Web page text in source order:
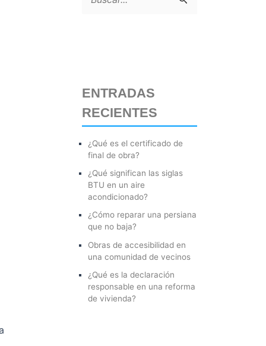
r
p
ENTRADAS
RECIENTES
¿Qué es el certificado de
final de obra?
¿Qué significan las siglas
BTU en un aire
acondicionado?
¿Cómo reparar una persiana
que no baja?
Obras de accesibilidad en
una comunidad de vecinos
¿Qué es la declaración
responsable en una reforma
de vivienda?